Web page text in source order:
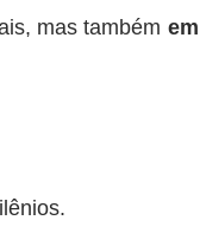
mas também em